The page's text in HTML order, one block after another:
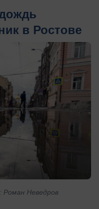
в Ростове
Роман Неведров